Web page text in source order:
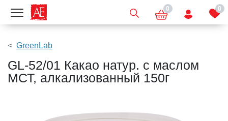
Показать меню 0 0
GreenLab
GL-52/01 Какао натур. с маслом
МСТ, алкализованный 150г